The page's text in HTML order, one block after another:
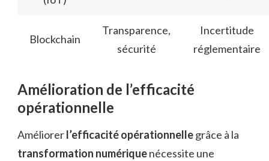
Blockchain
Transparence,
sécurité
Incertitude
réglementaire
Amélioration de l’efficacité
opérationnelle
Améliorerl’efficacité opérationnellegrâce à la
transformation numériquenécessite une